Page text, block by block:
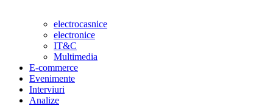
electrocasnice
electronice
IT&C
Multimedia
E-commerce
Evenimente
Interviuri
Analize